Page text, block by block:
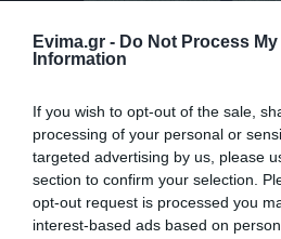
Evima.gr - Do Not Process My
Information
If you wish to opt-out of the sale,
processing of your personal or
targeted advertising by us, please
section to confirm your selection.
opt-out request is processed you
interest-based ads based on
Εύβοια: Σε ποια περιοχή
«ρίχνεται στη μάχη»
06.07.2024 | 09:00